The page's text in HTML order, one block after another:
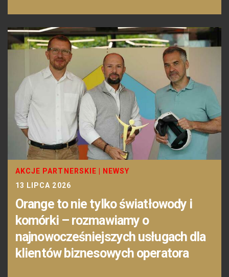
AKCJE PARTNERSKIE
NEWSY
13 LIPCA 2026
Orange to nie tylko światłowody i
komórki – rozmawiamy o
najnowocześniejszych usługach dla
klientów biznesowych operatora